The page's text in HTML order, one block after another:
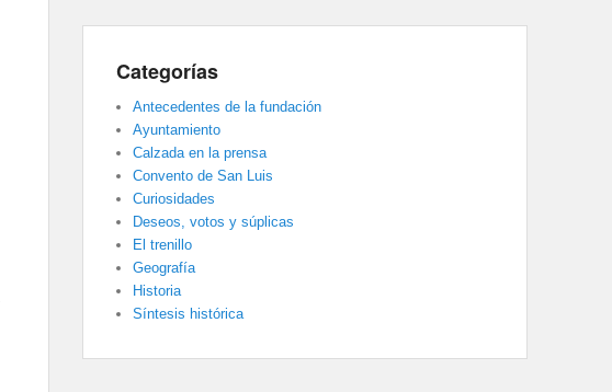
Categorías
Antecedentes de la fundación
Ayuntamiento
Calzada en la prensa
Convento de San Luis
Curiosidades
Deseos, votos y súplicas
El trenillo
Geografía
Historia
Síntesis histórica